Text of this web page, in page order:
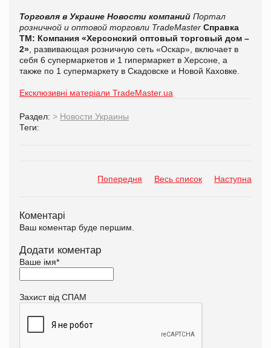
Торговля в Украине Новости компаний Портал
розничной и оптовой торговли TradeMaster Справка
ТМ: Компания «Херсонский оптовый торговый дом –
2» , развивающая розничную сеть «Оскар», включает в
себя 6 супермаркетов и 1 гипермаркет в Херсоне, а
также по 1 супермаркету в Скадовске и Новой Каховке.
Ексклюзивні матеріали TradeMaster.ua
Раздел: > Новости Украины
Теги:
Попередня Весь список Наступна
Коментарі
Ваш коментар буде першим.
Додати коментар
Ваше імя*
Захист від СПАМ